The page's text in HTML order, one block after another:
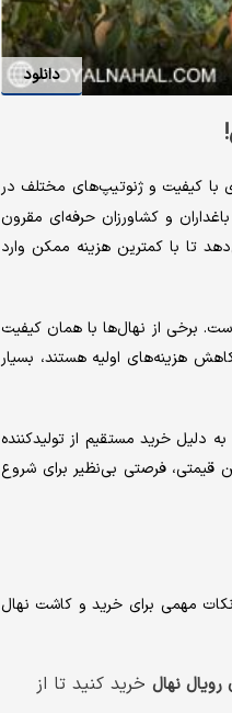
دانلود
با کیفیت و ژنوتیپ‌های مختلف در
نه تنها برای باغداران و کشاورزان حرفه‌ای مقرون
تا با کمترین هزینه ممکن وارد
از نظر اقتصادی گزینه‌ای مناسب است. برخی از نهال‌ها با همان کیفیت
هزینه‌های اولیه هستند، بسیار
دلیل خرید مستقیم از تولیدکننده
چنین قیمتی فراهم شده است. بنابراین، نهال دو ساله رویال تیپ ۷ با چنین قیمتی، فرصتی بی‌نظیر برای شروع
مهمی برای خرید و کاشت نهال
رویال نهال خرید کنید تا از